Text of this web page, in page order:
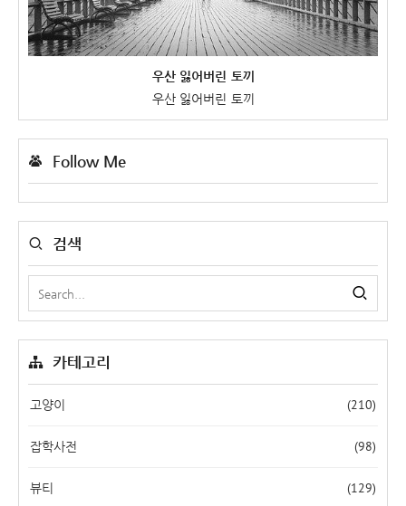
우산 잃어버린 토끼
우산 잃어버린 토끼
Follow Me
검색
카테고리
고양이 (210)
잡학사전 (98)
뷰티 (129)